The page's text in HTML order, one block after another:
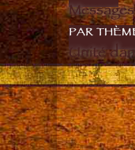
PAR
Unité